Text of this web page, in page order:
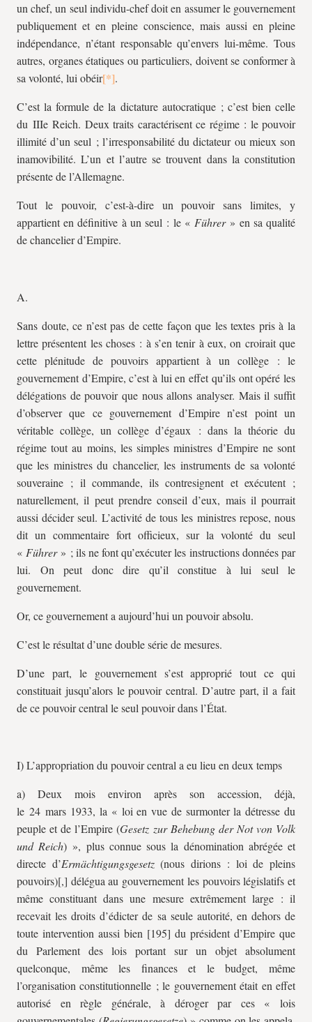
un chef, un seul individu-chef doit en assumer le gouvernement
publiquement et en pleine conscience, mais aussi en pleine
indépendance, n’étant responsable qu’envers lui-même. Tous
autres, organes étatiques ou particuliers, doivent se conformer à
sa volonté, lui obéir
.
C’est la formule de la dictature autocratique ; c’est bien celle
du IIIe Reich. Deux traits caractérisent ce régime : le pouvoir
illimité d’un seul ; l’irresponsabilité du dictateur ou mieux son
inamovibilité. L’un et l’autre se trouvent dans la constitution
présente de l’Allemagne.
Tout le pouvoir, c’est-à-dire un pouvoir sans limites, y
appartient en définitive à un seul : le « Führer» en sa qualité
de chancelier d’Empire.
A.
Sans doute, ce n’est pas de cette façon que les textes pris à la
lettre présentent les choses : à s’en tenir à eux, on croirait que
cette plénitude de pouvoirs appartient à un collège : le
gouvernement d’Empire, c’est à lui en effet qu’ils ont opéré les
délégations de pouvoir que nous allons analyser. Mais il suffit
d’observer que ce gouvernement d’Empire n’est point un
véritable collège, un collège d’égaux : dans la théorie du
régime tout au moins, les simples ministres d’Empire ne sont
que les ministres du chancelier, les instruments de sa volonté
souveraine ; il commande, ils contresignent et exécutent ;
naturellement, il peut prendre conseil d’eux, mais il pourrait
aussi décider seul. L’activité de tous les ministres repose, nous
dit un commentaire fort officieux, sur la volonté du seul
« Führer» ; ils ne font qu’exécuter les instructions données par
lui. On peut donc dire qu’il constitue à lui seul le
gouvernement.
Or, ce gouvernement a aujourd’hui un pouvoir absolu.
C’est le résultat d’une double série de mesures.
D’une part, le gouvernement s’est approprié tout ce qui
constituait jusqu’alors le pouvoir central. D’autre part, il a fait
de ce pouvoir central le seul pouvoir dans l’État.
I) L’appropriation du pouvoir central a eu lieu en deux temps
a) Deux mois environ après son accession, déjà,
le 24 mars 1933, la « loi en vue de surmonter la détresse du
peuple et de l’Empire (Gesetz zur Behebung der Not von Volk
und Reich) », plus connue sous la dénomination abrégée et
directe d’Ermächtigungsgesetz(nous dirions : loi de pleins
pouvoirs)[,] délégua au gouvernement les pouvoirs législatifs et
même constituant dans une mesure extrêmement large : il
recevait les droits d’édicter de sa seule autorité, en dehors de
toute intervention aussi bien [195] du président d’Empire que
du Parlement des lois portant sur un objet absolument
quelconque, même les finances et le budget, même
l’organisation constitutionnelle ; le gouvernement était en effet
autorisé en règle générale, à déroger par ces « lois